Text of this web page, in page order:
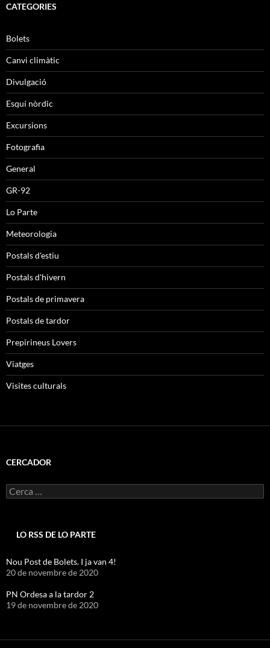
CATEGORIES
Bolets
Canvi climàtic
Divulgació
Esquí nòrdic
Excursions
Fotografia
General
GR-92
Lo Parte
Meteorologia
Postals d'estiu
Postals d'hivern
Postals de primavera
Postals de tardor
Prepirineus Lovers
Viatges
Visites culturals
CERCADOR
Cerca:
LO RSS DE LO PARTE
Nou Post de Bolets. I ja van 4!
20 de novembre de 2020
PN Ordesa a la tardor 2
19 de novembre de 2020